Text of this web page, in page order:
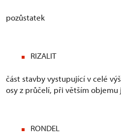
pozůstatek
RIZALIT
část stavby vystupující v celé
osy z průčelí, při větším
RONDEL